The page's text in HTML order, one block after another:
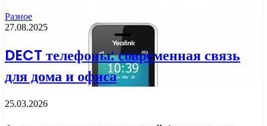
Разное
27.08.2025
DECT телефоны: современная связь
для дома и офиса
25.03.2026